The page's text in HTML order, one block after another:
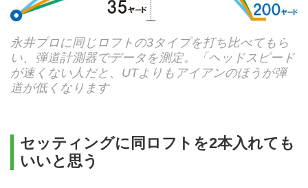
永井プロに同じロフトの3タイプを打ち比べてもら
い、弾道計測器でデータを測定。「ヘッドスピード
が速くない人だと、UTよりもアイアンのほうが弾
道が低くなります
セッティングに同ロフトを2本入れても
いいと思う